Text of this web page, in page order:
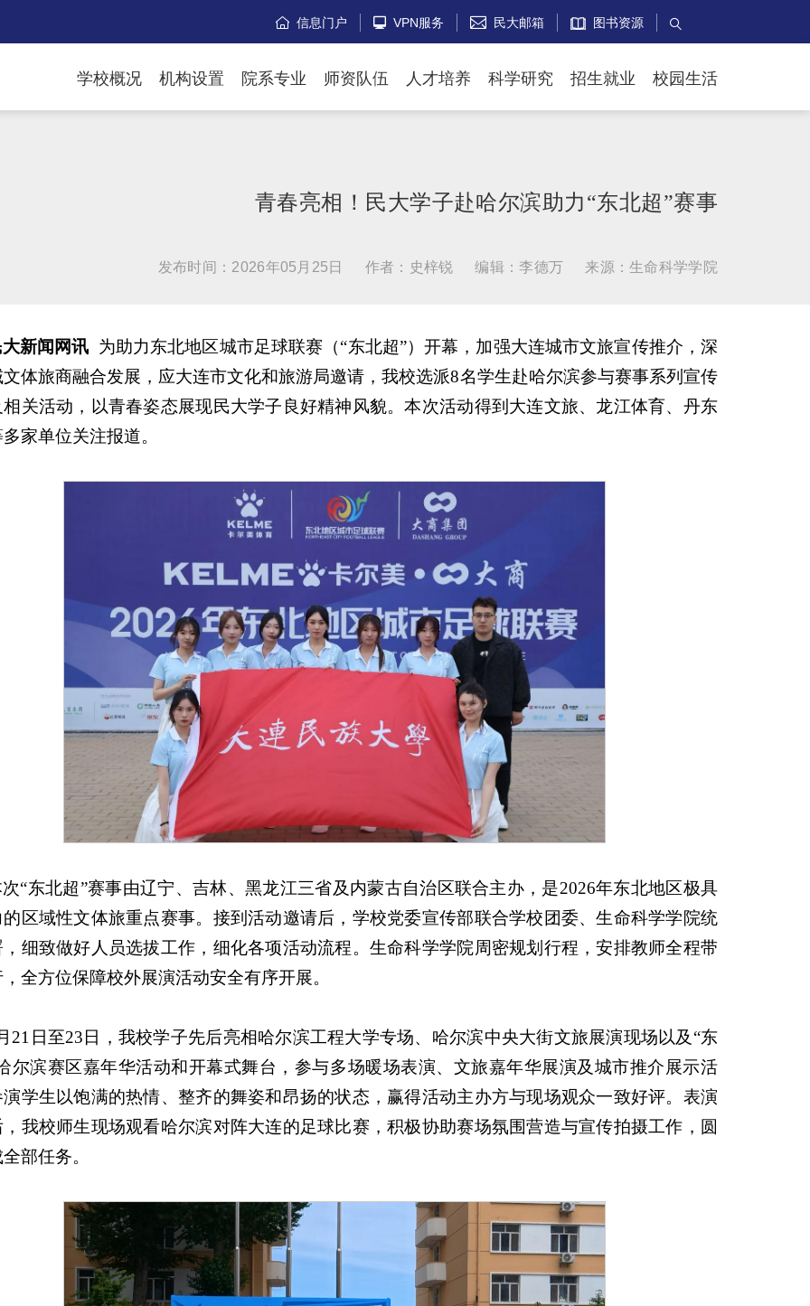
 信息门户  VPN服务  民大邮箱 图书资源 
学校概况 机构设置 院系专业 师资队伍 人才培养 科学研究 招生就业 校园生活
青春亮相！民大学子赴哈尔滨助力“东北超”赛事
发布时间：2026年05月25日 作者：史梓锐 编辑：李德万 来源：生命科学学院
新闻网讯 为助力东北地区城市足球联赛（“东北超”）开幕，加强大连城市文旅宣传推介，深
体旅商融合发展，应大连市文化和旅游局邀请，我校选派8名学生赴哈尔滨参与赛事系列宣传
关活动，以青春姿态展现民大学子良好精神风貌。本次活动得到大连文旅、龙江体育、丹东
家单位关注报道。
“东北超”赛事由辽宁、吉林、黑龙江三省及内蒙古自治区联合主办，是2026年东北地区极具
区域性文体旅重点赛事。接到活动邀请后，学校党委宣传部联合学校团委、生命科学学院统
细致做好人员选拔工作，细化各项活动流程。生命科学学院周密规划行程，安排教师全程带
全方位保障校外展演活动安全有序开展。
21日至23日，我校学子先后亮相哈尔滨工程大学专场、哈尔滨中央大街文旅展演现场以及“东
尔滨赛区嘉年华活动和开幕式舞台，参与多场暖场表演、文旅嘉年华展演及城市推介展示活
学生以饱满的热情、整齐的舞姿和昂扬的状态，赢得活动主办方与现场观众一致好评。表演
我校师生现场观看哈尔滨对阵大连的足球比赛，积极协助赛场氛围营造与宣传拍摄工作，圆
部任务。